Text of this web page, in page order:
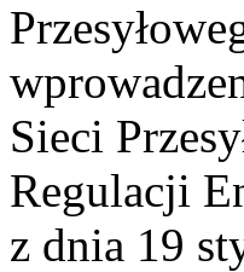
Sieci
Regulacji
z dnia 19